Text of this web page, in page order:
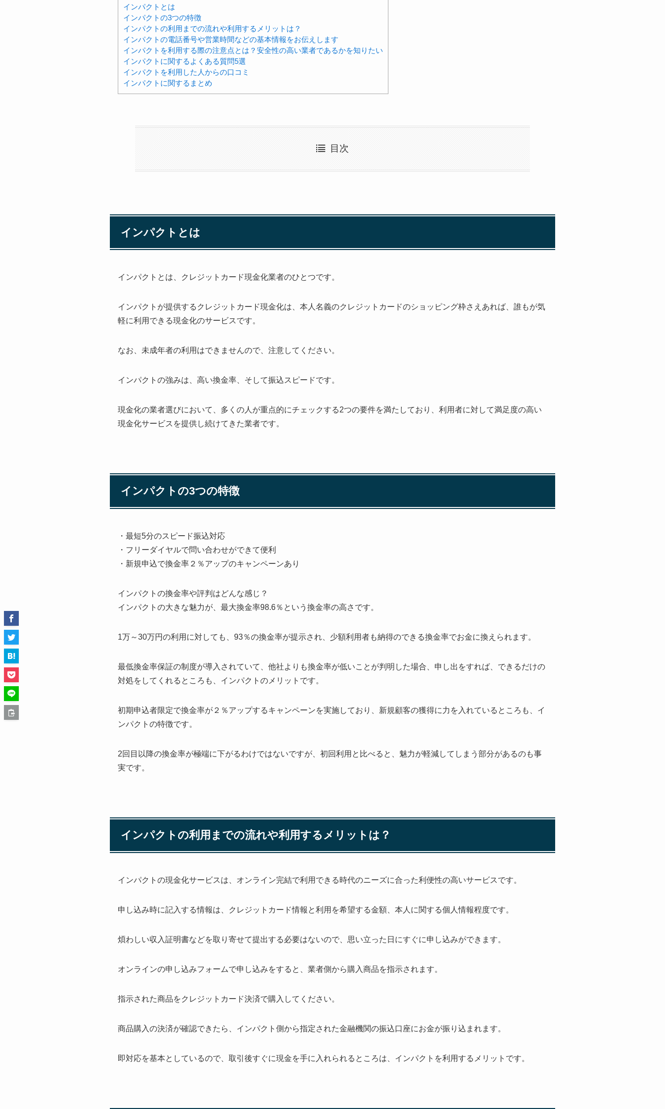
インパクトとは
インパクトの3つの特徴
インパクトの利用までの流れや利用するメリットは？
インパクトの電話番号や営業時間などの基本情報をお伝えします
インパクトを利用する際の注意点とは？安全性の高い業者であるかを知りたい
インパクトに関するよくある質問5選
インパクトを利用した人からの口コミ
インパクトに関するまとめ
目次
インパクトとは
インパクトとは、クレジットカード現金化業者のひとつです。
インパクトが提供するクレジットカード現金化は、本人名義のクレジットカードのショッピング枠さえあれば、誰もが気
軽に利用できる現金化のサービスです。
なお、未成年者の利用はできませんので、注意してください。
インパクトの強みは、高い換金率、そして振込スピードです。
現金化の業者選びにおいて、多くの人が重点的にチェックする2つの要件を満たしており、利用者に対して満足度の高い
現金化サービスを提供し続けてきた業者です。
インパクトの3つの特徴
・最短5分のスピード振込対応
・フリーダイヤルで問い合わせができて便利
・新規申込で換金率２％アップのキャンペーンあり
インパクトの換金率や評判はどんな感じ？
インパクトの大きな魅力が、最大換金率98.6％という換金率の高さです。
1万～30万円の利用に対しても、93％の換金率が提示され、少額利用者も納得のできる換金率でお金に換えられます。
最低換金率保証の制度が導入されていて、他社よりも換金率が低いことが判明した場合、申し出をすれば、できるだけの
対処をしてくれるところも、インパクトのメリットです。
初期申込者限定で換金率が２％アップするキャンペーンを実施しており、新規顧客の獲得に力を入れているところも、イ
ンパクトの特徴です。
2回目以降の換金率が極端に下がるわけではないですが、初回利用と比べると、魅力が軽減してしまう部分があるのも事
実です。
インパクトの利用までの流れや利用するメリットは？
インパクトの現金化サービスは、オンライン完結で利用できる時代のニーズに合った利便性の高いサービスです。
申し込み時に記入する情報は、クレジットカード情報と利用を希望する金額、本人に関する個人情報程度です。
煩わしい収入証明書などを取り寄せて提出する必要はないので、思い立った日にすぐに申し込みができます。
オンラインの申し込みフォームで申し込みをすると、業者側から購入商品を指示されます。
指示された商品をクレジットカード決済で購入してください。
商品購入の決済が確認できたら、インパクト側から指定された金融機関の振込口座にお金が振り込まれます。
即対応を基本としているので、取引後すぐに現金を手に入れられるところは、インパクトを利用するメリットです。